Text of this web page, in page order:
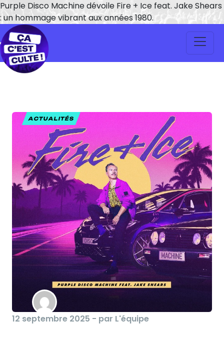
Purple Disco Machine dévoile Fire + Ice feat. Jake Shears
: un hommage vibrant aux années 1980.
ACTUALITÉS
12 septembre 2025 - par L'équipe